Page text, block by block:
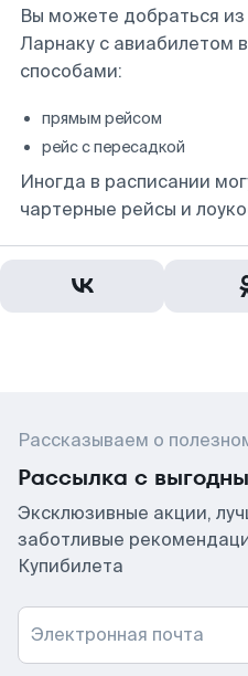
Вы можете добраться
Ларнаку с авиабилетом
способами:
прямым рейсом
рейс с пересадкой
Иногда в расписании
чартерные рейсы и
Рассказываем о
Рассылка с
Эксклюзивные акции,
заботливые
Купибилета
Электронная почта